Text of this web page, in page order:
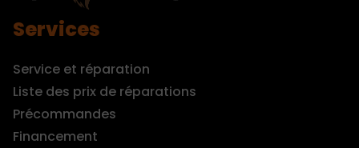
Services
Service et réparation
Liste des prix de réparations
Précommandes
Financement